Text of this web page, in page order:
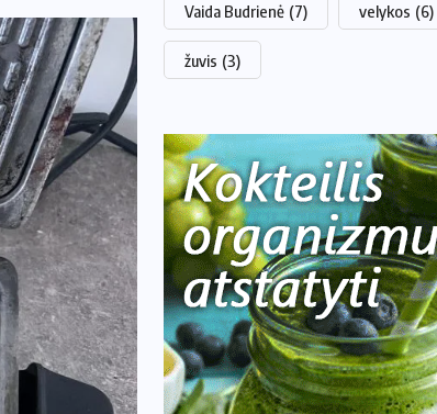
Vaida Budrienė (7) velykos (6)
žuvis (3)